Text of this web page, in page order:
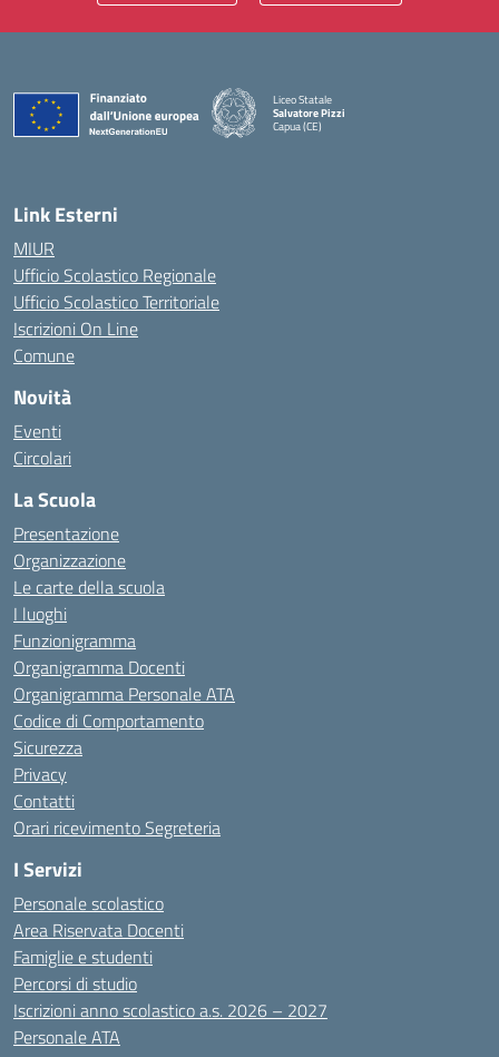
Liceo Statale
Salvatore Pizzi
Capua (CE)
— Visita la pagina iniziale della scuola
Link Esterni
MIUR
Ufficio Scolastico Regionale
Ufficio Scolastico Territoriale
Iscrizioni On Line
Comune
Novità
Eventi
Circolari
La Scuola
Presentazione
Organizzazione
Le carte della scuola
I luoghi
Funzionigramma
Organigramma Docenti
Organigramma Personale ATA
Codice di Comportamento
Sicurezza
Privacy
Contatti
Orari ricevimento Segreteria
I Servizi
Personale scolastico
Area Riservata Docenti
Famiglie e studenti
Percorsi di studio
Iscrizioni anno scolastico a.s. 2026 – 2027
Personale ATA